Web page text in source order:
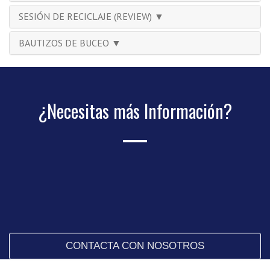
SESIÓN DE RECICLAJE (REVIEW) ▼
BAUTIZOS DE BUCEO ▼
¿Necesitas más Información?
CONTACTA CON NOSOTROS